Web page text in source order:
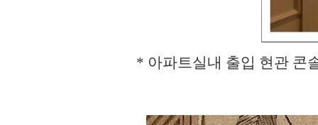
* 아파트실내 출입 현관 콘